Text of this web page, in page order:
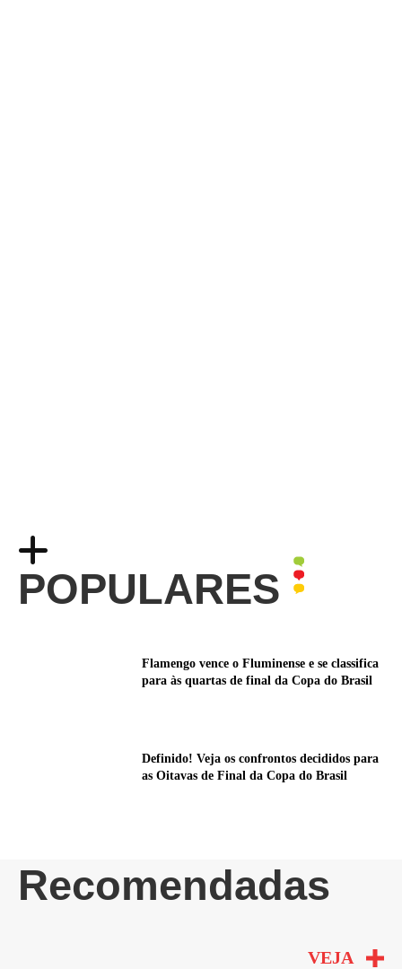
POPULARES
Flamengo vence o Fluminense e se classifica
para às quartas de final da Copa do Brasil
Definido! Veja os confrontos decididos para
as Oitavas de Final da Copa do Brasil
Recomendadas
VEJA